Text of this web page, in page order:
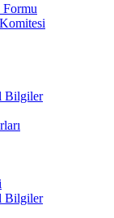
Formu
Bilgiler
Bilgiler